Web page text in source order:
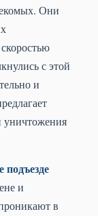
Они
с этой
и
уничтожения
подъезде
и
в